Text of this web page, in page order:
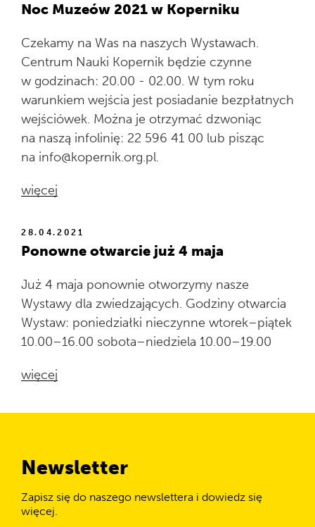
Noc Muzeów 2021 w Koperniku
Czekamy na Was na naszych Wystawach.
Centrum Nauki Kopernik będzie czynne
w godzinach: 20.00 - 02.00. W tym roku
warunkiem wejścia jest posiadanie bezpłatnych
wejściówek. Można je otrzymać dzwoniąc
na naszą infolinię: 22 596 41 00 lub pisząc
na info@kopernik.org.pl.
więcej
28.04.2021
Ponowne otwarcie już 4 maja
Już 4 maja ponownie otworzymy nasze
Wystawy dla zwiedzających. Godziny otwarcia
Wystaw: poniedziałki nieczynne wtorek–piątek
10.00–16.00 sobota–niedziela 10.00–19.00
więcej
Newsletter
Zapisz się do naszego newslettera i dowiedz się
więcej.